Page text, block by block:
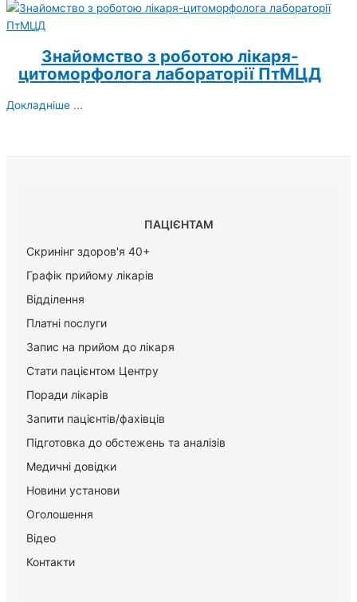
Знайомство з роботою лікаря-
цитоморфолога лабораторії ПтМЦД
Докладніше ...
ПАЦІЄНТАМ
Скринінг здоров'я 40+
Графік прийому лікарів
Відділення
Платні послуги
Запис на прийом до лікаря
Стати пацієнтом Центру
Поради лікарів
Запити пацієнтів/фахівців
Підготовка до обстежень та аналізів
Медичні довідки
Новини установи
Оголошення
Відео
Контакти